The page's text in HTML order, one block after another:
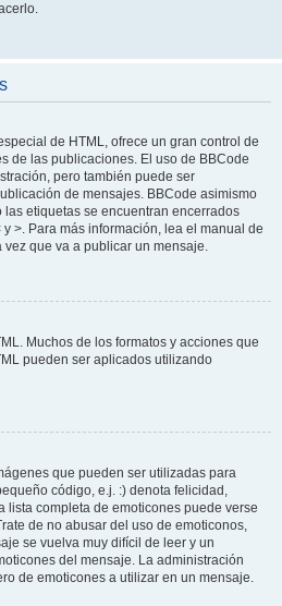
de HTML, ofrece un gran control de
de las publicaciones. El uso de BBCode
pero también puede ser
de mensajes. BBCode asimismo
etiquetas se encuentran encerrados
>. Para más información, lea el manual de
que va a publicar un mensaje.
Muchos de los formatos y acciones que
pueden ser aplicados utilizando
que pueden ser utilizadas para
código, e.j. :) denota felicidad,
lista completa de emoticones puede verse
de no abusar del uso de emoticonos,
se vuelva muy difícil de leer y un
del mensaje. La administración
de emoticones a utilizar en un mensaje.